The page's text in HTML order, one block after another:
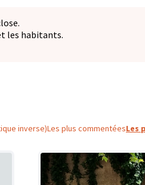
les habitants.
inverse)Les plus commentéesLes